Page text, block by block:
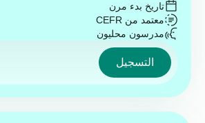
تاريخ بدء مرن
معتمد من CEFR
مدرسون محليون
التسجيل